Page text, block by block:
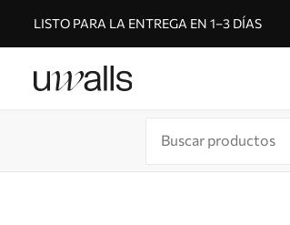
LISTO PARA LA ENTREGA EN 1–3 DÍAS